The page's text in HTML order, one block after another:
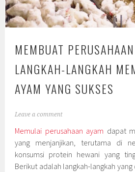
MEMBUAT
LANGKAH-LANGKAH
AYAM YANG SUKSES
Leave a comment
Memulai perusahaan ayam dapat
yang menjanjikan, terutama di
konsumsi protein hewani yang
Berikut adalah langkah-langkah